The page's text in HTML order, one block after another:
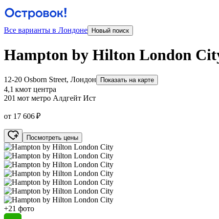
Все варианты в Лондоне Новый поиск
Hampton by Hilton London
12-20 Osborn Street, Лондон Показать на карте
4,1 кмот центра
201 мот метро Алдгейт Ист
от 17 606 ₽
Посмотреть цены
+21 фото